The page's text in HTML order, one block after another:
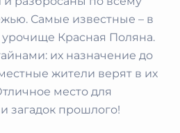
Самые известные – в
Красная Поляна.
их назначение до
жители верят в их
место для
загадок прошлого!